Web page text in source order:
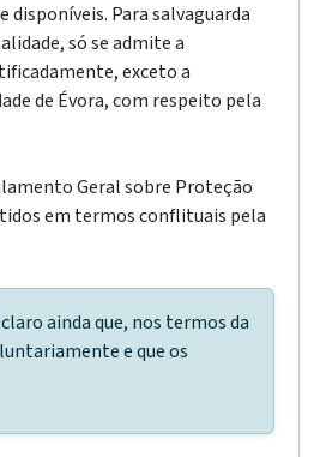
Para salvaguarda
só se admite a
exceto a
de Évora, com respeito pela
Geral sobre Proteção
em termos conflituais pela
ainda que, nos termos da
e que os